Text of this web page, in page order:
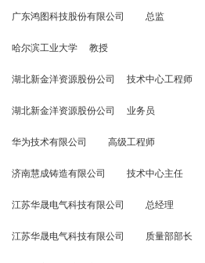
广东鸿图科技股份有限公司 总监
哈尔滨工业大学 教授
湖北新金洋资源股份公司 技术中心工程师
湖北新金洋资源股份公司 业务员
华为技术有限公司 高级工程师
济南慧成铸造有限公司 技术中心主任
江苏华晟电气科技有限公司 总经理
江苏华晟电气科技有限公司 质量部部长